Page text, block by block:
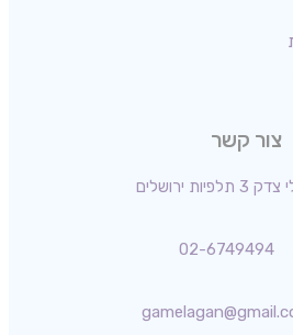
צור קשר
תלפיות ירושלים
02-6749494